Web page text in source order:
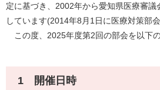
定に基づき、2002年から愛知県医療審
しています(2014年8月1日に医療対策部
この度、2025年度第2回の部会を以下の
1 開催日時